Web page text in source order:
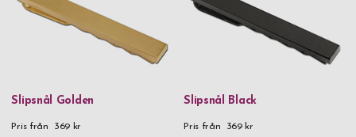
Slipsnål Golden
Pris från 369 kr
Slipsnål Black
Pris från 369 kr